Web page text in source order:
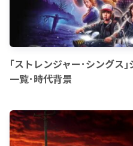
｢ストレンジャー･シングス
一覧･時代背景